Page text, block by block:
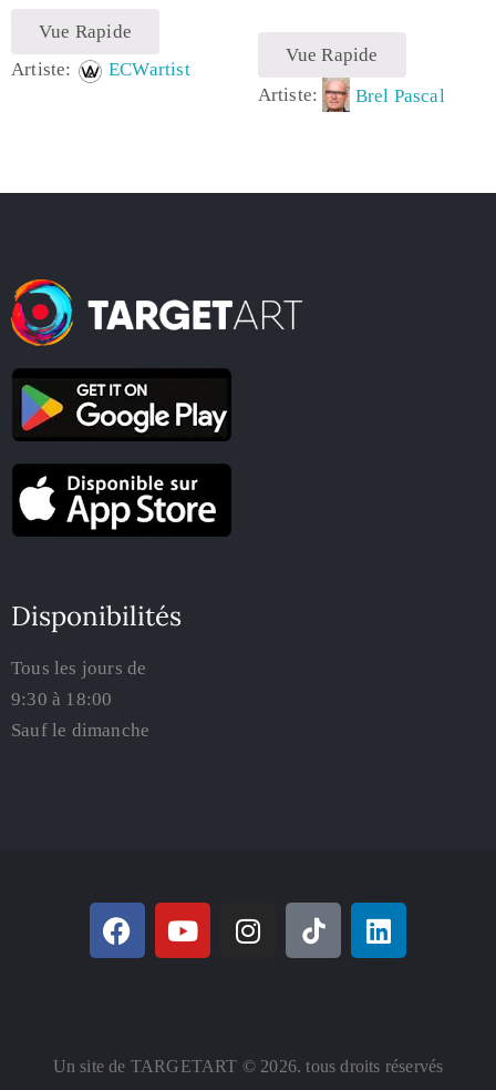
Vue Rapide
Artiste:
ECWartist
Vue Rapide
Artiste:
Brel Pascal
Disponibilités
Tous les jours de
9:30 à 18:00
Sauf le dimanche
Un site de TARGETART © 2026. tous droits réservés